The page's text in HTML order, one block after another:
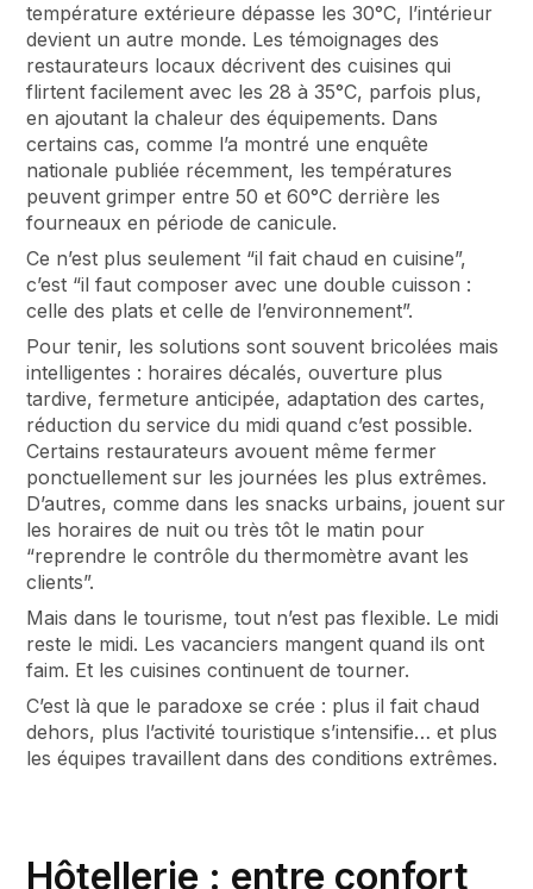
température extérieure dépasse les 30°C, l’intérieur
devient un autre monde. Les témoignages des
restaurateurs locaux décrivent des cuisines qui
flirtent facilement avec les 28 à 35°C, parfois plus,
en ajoutant la chaleur des équipements. Dans
certains cas, comme l’a montré une enquête
nationale publiée récemment, les températures
peuvent grimper entre 50 et 60°C derrière les
fourneaux en période de canicule.
Ce n’est plus seulement “il fait chaud en cuisine”,
c’est “il faut composer avec une double cuisson :
celle des plats et celle de l’environnement”.
Pour tenir, les solutions sont souvent bricolées mais
intelligentes : horaires décalés, ouverture plus
tardive, fermeture anticipée, adaptation des cartes,
réduction du service du midi quand c’est possible.
Certains restaurateurs avouent même fermer
ponctuellement sur les journées les plus extrêmes.
D’autres, comme dans les snacks urbains, jouent sur
les horaires de nuit ou très tôt le matin pour
“reprendre le contrôle du thermomètre avant les
clients”.
Mais dans le tourisme, tout n’est pas flexible. Le midi
reste le midi. Les vacanciers mangent quand ils ont
faim. Et les cuisines continuent de tourner.
C’est là que le paradoxe se crée : plus il fait chaud
dehors, plus l’activité touristique s’intensifie… et plus
les équipes travaillent dans des conditions extrêmes.
Hôtellerie : entre confort